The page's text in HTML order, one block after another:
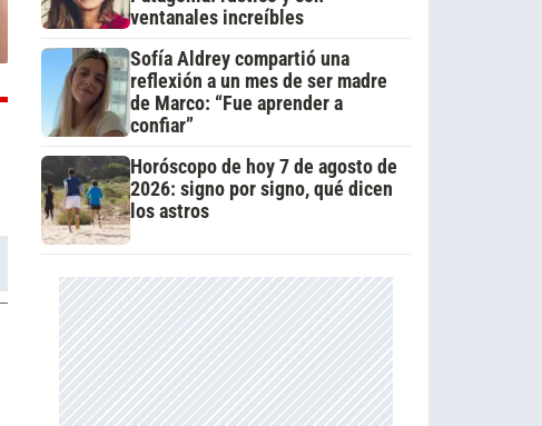
ventanales increíbles
Sofía Aldrey compartió una
reflexión a un mes de ser madre
de Marco: “Fue aprender a
confiar”
Horóscopo de hoy 7 de agosto de
2026: signo por signo, qué dicen
los astros